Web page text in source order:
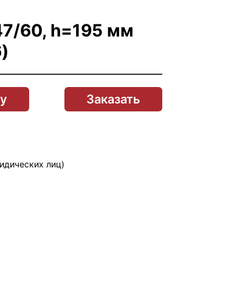
60, h=195 мм
Заказать
лиц)